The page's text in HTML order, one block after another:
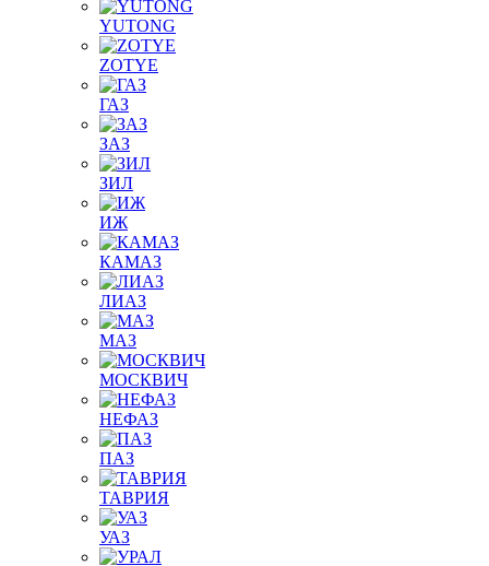
YUTONG
ZOTYE
ГАЗ
ЗАЗ
ЗИЛ
ИЖ
КАМАЗ
ЛИАЗ
МАЗ
МОСКВИЧ
НЕФАЗ
ПАЗ
ТАВРИЯ
УАЗ